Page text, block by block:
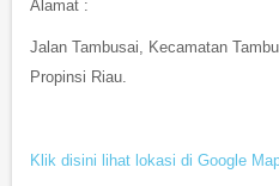
Alamat :
Jalan Tambusai, Kecamatan
Propinsi Riau.
Klik disini lihat lokasi di Google